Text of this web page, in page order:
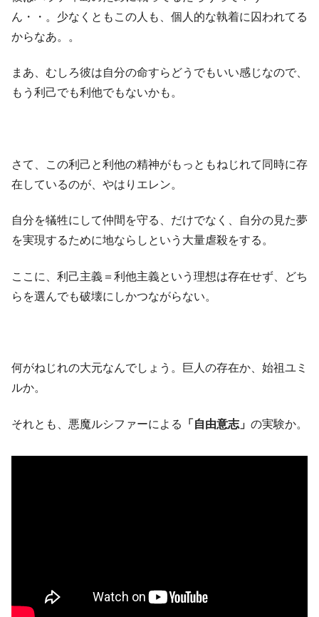
ん・・。少なくともこの人も、個人的な執着に囚われてる
からなあ。。
まあ、むしろ彼は自分の命すらどうでもいい感じなので、
もう利己でも利他でもないかも。
さて、この利己と利他の精神がもっともねじれて同時に存
在しているのが、やはりエレン。
自分を犠牲にして仲間を守る、だけでなく、自分の見た夢
を実現するために地ならしという大量虐殺をする。
ここに、利己主義＝利他主義という理想は存在せず、どち
らを選んでも破壊にしかつながらない。
何がねじれの大元なんでしょう。巨人の存在か、始祖ユミ
ルか。
それとも、悪魔ルシファーによる 「自由意志」 の実験か。